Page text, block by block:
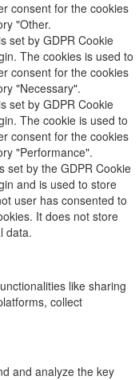
consent for the cookies
"Other.
set by GDPR Cookie
The cookies is used to
consent for the cookies
"Necessary".
set by GDPR Cookie
The cookie is used to
consent for the cookies
"Performance".
set by the GDPR Cookie
and is used to store
user has consented to
It does not store
data.
like sharing
collect
and analyze the key